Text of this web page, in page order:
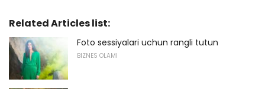
Related Articles list:
Foto sessiyalari uchun rangli tutun
BIZNES OLAMI